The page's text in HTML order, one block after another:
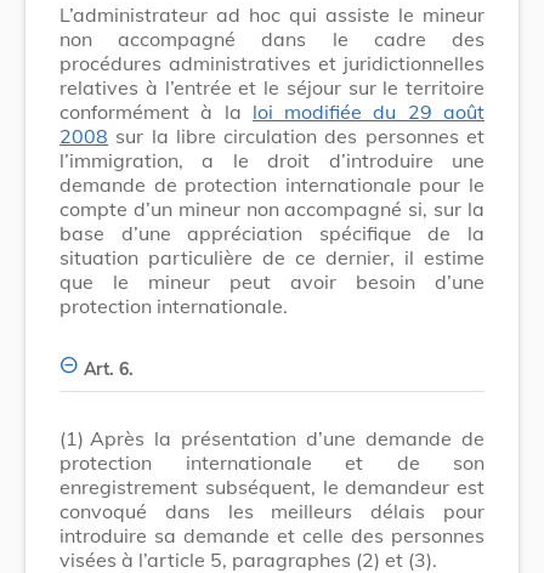
L’administrateur ad hoc qui assiste le mineur
non accompagné dans le cadre des
procédures administratives et juridictionnelles
relatives à l’entrée et le séjour sur le territoire
conformément à la loi modifiée du 29 août
2008 sur la libre circulation des personnes et
l’immigration, a le droit d’introduire une
demande de protection internationale pour le
compte d’un mineur non accompagné si, sur la
base d’une appréciation spécifique de la
situation particulière de ce dernier, il estime
que le mineur peut avoir besoin d’une
protection internationale.
Art. 6.
(1) Après la présentation d’une demande de
protection internationale et de son
enregistrement subséquent, le demandeur est
convoqué dans les meilleurs délais pour
introduire sa demande et celle des personnes
visées à l’article 5, paragraphes (2) et (3).